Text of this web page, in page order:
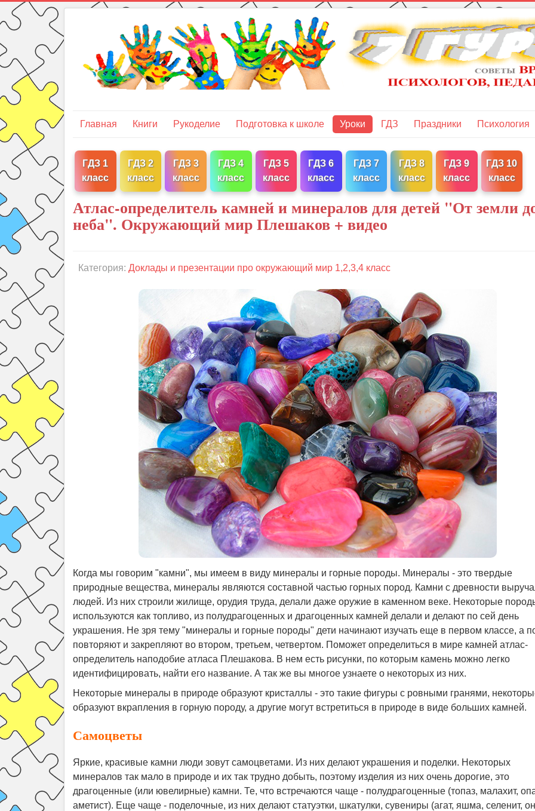
Главная Книги Рукоделие Подготовка к школе Уроки ГДЗ Праздники Психология
ГДЗ 1
класс
ГДЗ 2
класс
ГДЗ 3
класс
ГДЗ 4
класс
ГДЗ 5
класс
ГДЗ 6
класс
ГДЗ 7
класс
ГДЗ 8
класс
ГДЗ 9
класс
ГДЗ 10
класс
Атлас-определитель камней и минералов для детей "От земли
неба". Окружающий мир Плешаков + видео
Категория: Доклады и презентации про окружающий мир 1,2,3,4 класс
Когда мы говорим "камни", мы имеем в виду минералы и горные породы. Минералы - это твердые
природные вещества, минералы являются составной частью горных пород. Камни с древности
людей. Из них строили жилище, орудия труда, делали даже оружие в каменном веке. Некоторые
используются как топливо, из полудрагоценных и драгоценных камней делали и делают по сей день
украшения. Не зря тему "минералы и горные породы" дети начинают изучать еще в первом классе, а
повторяют и закрепляют во втором, третьем, четвертом. Поможет определиться в мире камней атлас-
определитель наподобие атласа Плешакова. В нем есть рисунки, по которым камень можно легко
идентифицировать, найти его название. А так же вы многое узнаете о некоторых из них.
Некоторые минералы в природе образуют кристаллы - это такие фигуры с ровными гранями,
образуют вкрапления в горную породу, а другие могут встретиться в природе в виде больших камней.
Самоцветы
Яркие, красивые камни люди зовут самоцветами. Из них делают украшения и поделки. Некоторых
минералов так мало в природе и их так трудно добыть, поэтому изделия из них очень дорогие, это
драгоценные (или ювелирные) камни. Те, что встречаются чаще - полудрагоценные (топаз, малахит,
аметист). Еще чаще - поделочные, из них делают статуэтки, шкатулки, сувениры (агат, яшма, селенит,